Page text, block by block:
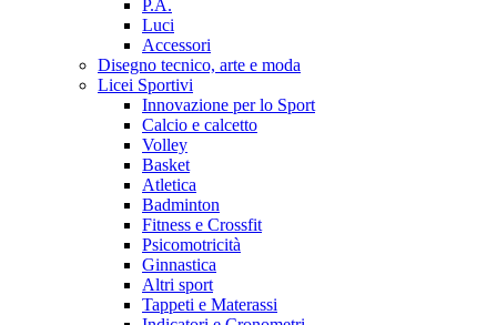
P.A.
Luci
Accessori
Disegno tecnico, arte e moda
Licei Sportivi
Innovazione per lo Sport
Calcio e calcetto
Volley
Basket
Atletica
Badminton
Fitness e Crossfit
Psicomotricità
Ginnastica
Altri sport
Tappeti e Materassi